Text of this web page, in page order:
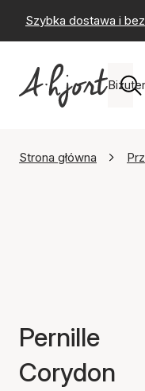
Szybka dostawa i
Strona główna
Pernille
Corydon